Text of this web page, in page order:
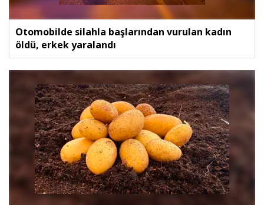
Otomobilde silahla başlarından vurulan kadın
öldü, erkek yaralandı